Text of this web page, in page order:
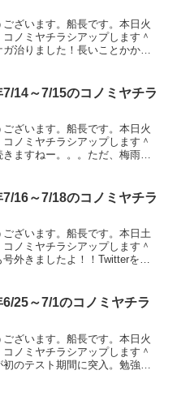
ございます。船長です。本日火
ノミヤチラシアップします＾
ガ治りました！長いことかかり
。。ガストやバーミヤンのクー
ラシが入ってたの...
14～7/15のコノミヤチラ
ございます。船長です。本日火
ノミヤチラシアップします＾
きますねー。。。ただ、梅雨に
チャリンコ漕いでびしょ濡れの
に飛び乗って、周り...
16～7/18のコノミヤチラ
ございます。船長です。本日土
ノミヤチラシアップします＾
号外きましたよ！！Twitterをフ
様にお届けするにはどうすれば
しょうか...
25～7/1のコノミヤチラ
ございます。船長です。本日火
ノミヤチラシアップします＾
初のテスト期間に突入。勉強が